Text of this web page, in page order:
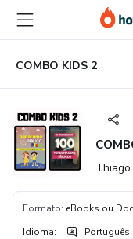
para
conteúdo
principal
para
pagamento
para
rodapé
COMBO KIDS 2
Thiago
Formato: eBooks ou
Idioma: Português